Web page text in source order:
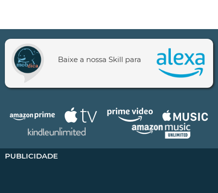
Baixe a nossa Skill para
PUBLICIDADE